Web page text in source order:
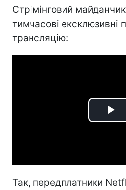
Стрімінговий
тимчасові ексклюзивні
трансляцію:
Так, передплатники